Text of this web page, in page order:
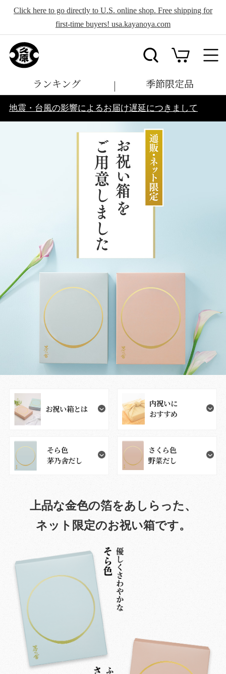
Click here to go directly to U.S. online shop. Free shipping for
first-time buyers! usa.kayanoya.com
ランキング 季節限定品
地震・台風の影響によるお届け遅延につきまして
お祝い箱とは
内祝いに
おすすめ
そら色
茅乃舎だし
さくら色
野菜だし
上品な金色の箔をあしらった、
ネット限定のお祝い箱です。